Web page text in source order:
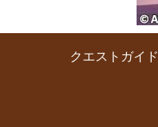
クエストガイド